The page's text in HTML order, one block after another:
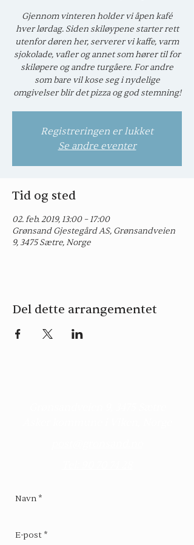
Gjennom vinteren holder vi åpen kafé
hver lørdag. Siden skiløypene starter rett
utenfor døren her, serverer vi kaffe, varm
sjokolade, vafler og annet som hører til for
skiløpere og andre turgåere. For andre
som bare vil kose seg i nydelige
omgivelser blir det pizza og god stemning!
Registreringen er lukket
Se andre eventer
Tid og sted
02. feb. 2019, 13:00 – 17:00
Grønsand Gjestegård AS, Grønsandveien
9, 3475 Sætre, Norge
Del dette arrangementet